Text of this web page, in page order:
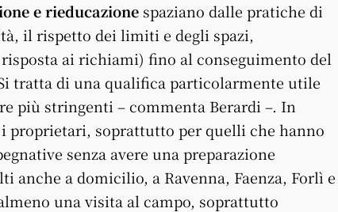
e rieducazione spaziano dalle pratiche di
il rispetto dei limiti e degli spazi,
ai richiami) fino al conseguimento del
tratta di una qualifica particolarmente utile
più stringenti – commenta Berardi –. In
proprietari, soprattutto per quelli che hanno
senza avere una preparazione
anche a domicilio, a Ravenna, Faenza, Forlì e
una visita al campo, soprattutto